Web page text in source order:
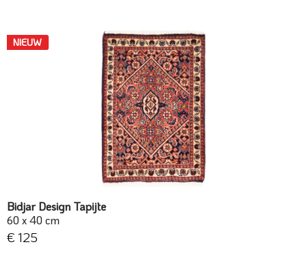
NIEUW
Bidjar Design Tapijte
60 x 40 cm
€ 125